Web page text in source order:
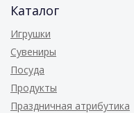
Каталог
Игрушки
Сувениры
Посуда
Продукты
Праздничная атрибутика